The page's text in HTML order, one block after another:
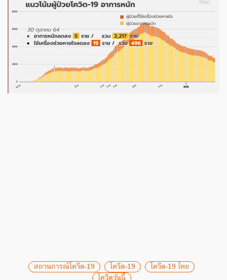
สถานการณ์โควิด-19 โควิด-19
โควิด-19 ไทย